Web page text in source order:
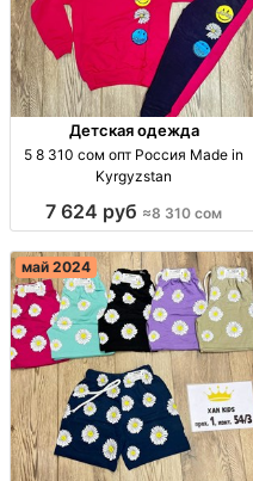
Детская одежда
5 8 310 сом опт Россия Made in
Kyrgyzstan
7 624 руб ≈8 310 сом
май 2024